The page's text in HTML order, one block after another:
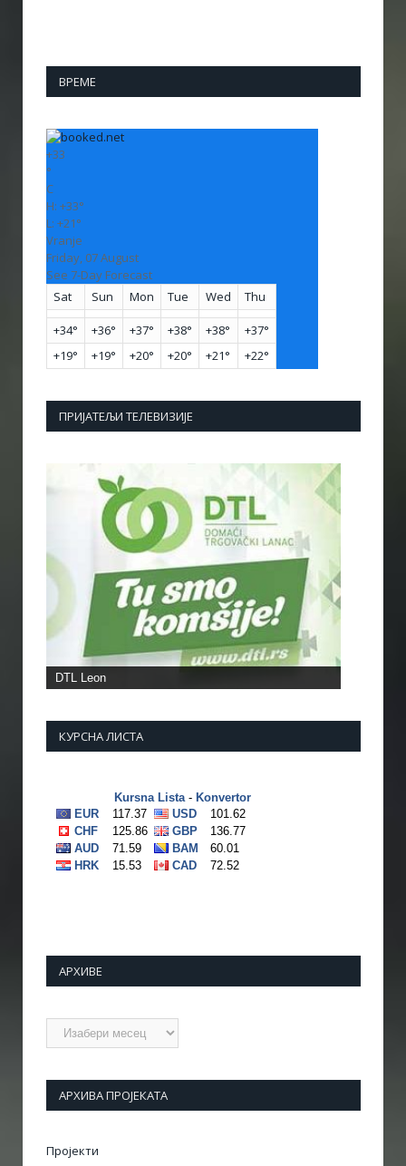
ВРЕМЕ
+33
°
C
H: +33°
L: +21°
Vranje
Friday, 07 August
See 7-Day Forecast
Sat
Sun Mon Tue Wed Thu
+34° +36° +37° +38° +38° +37°
+19° +19° +20° +20° +21° +22°
ПРИЈАТЕЉИ ТЕЛЕВИЗИЈЕ
КУРСНА ЛИСТА
АРХИВЕ
Архиве
АРХИВА ПРОЈЕКАТА
Пројекти